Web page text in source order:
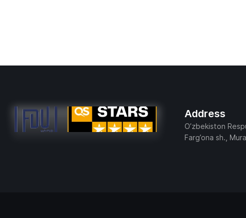
Address
O’zbekiston
Farg’ona sh.,